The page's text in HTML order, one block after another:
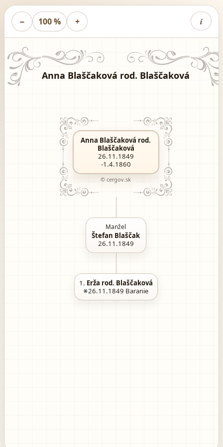
− 100 % + i
Anna Blaščaková rod. Blaščaková
Anna Blaščaková rod.
Blaščaková
26.11.1849
-1.4.1860
© cergov.sk
Manžel
Štefan Blaščak
26.11.1849
1. Erža rod. Blaščaková
26.11.1849 Baranie